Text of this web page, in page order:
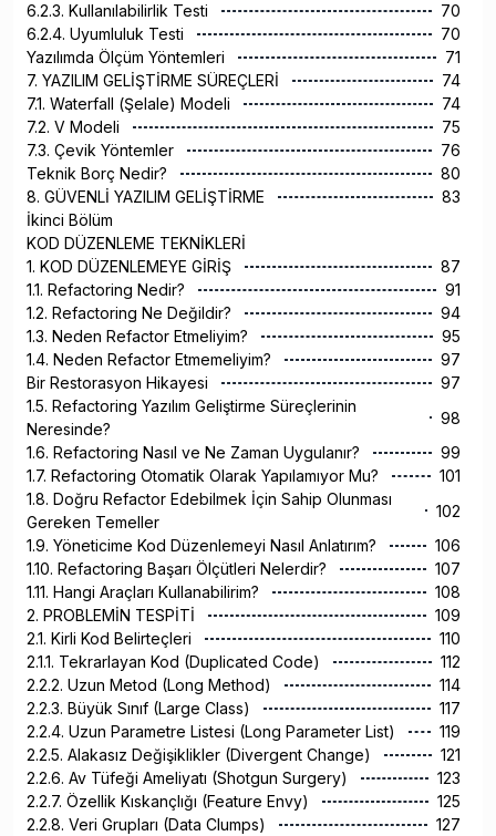
6.2.3. Kullanılabilirlik Testi
70
6.2.4. Uyumluluk Testi
70
Yazılımda Ölçüm Yöntemleri
71
7. YAZILIM GELİŞTİRME SÜREÇLERİ
74
7.1. Waterfall (Şelale) Modeli
74
7.2. V Modeli
75
7.3. Çevik Yöntemler
76
Teknik Borç Nedir?
80
8. GÜVENLİ YAZILIM GELİŞTİRME
83
İkinci Bölüm
KOD DÜZENLEME TEKNİKLERİ
1. KOD DÜZENLEMEYE GİRİŞ
87
1.1. Refactoring Nedir?
91
1.2. Refactoring Ne Değildir?
94
1.3. Neden Refactor Etmeliyim?
95
1.4. Neden Refactor Etmemeliyim?
97
Bir Restorasyon Hikayesi
97
1.5. Refactoring Yazılım Geliştirme Süreçlerinin
Neresinde?
98
1.6. Refactoring Nasıl ve Ne Zaman Uygulanır?
99
1.7. Refactoring Otomatik Olarak Yapılamıyor Mu?
101
1.8. Doğru Refactor Edebilmek İçin Sahip Olunması
Gereken Temeller
102
1.9. Yöneticime Kod Düzenlemeyi Nasıl Anlatırım?
106
1.10. Refactoring Başarı Ölçütleri Nelerdir?
107
1.11. Hangi Araçları Kullanabilirim?
108
2. PROBLEMİN TESPİTİ
109
2.1. Kirli Kod Belirteçleri
110
2.1.1. Tekrarlayan Kod (Duplicated Code)
112
2.2.2. Uzun Metod (Long Method)
114
2.2.3. Büyük Sınıf (Large Class)
117
2.2.4. Uzun Parametre Listesi (Long Parameter List)
119
2.2.5. Alakasız Değişiklikler (Divergent Change)
121
2.2.6. Av Tüfeği Ameliyatı (Shotgun Surgery)
123
2.2.7. Özellik Kıskançlığı (Feature Envy)
125
2.2.8. Veri Grupları (Data Clumps)
127